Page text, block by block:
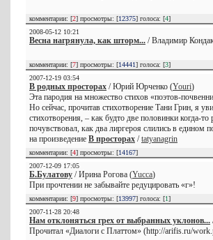
комментарии: [2] просмотры: [12375] голоса: [4]
2008-05-12 10:21
Весна нагрянула, как шторм... / Владимир
комментарии: [7] просмотры: [14441] голоса: [3]
2007-12-19 03:54
В родных просторах / Юрий Юрченко (Youri)
Эта пародия на множество стихов «поэтов-
Но сейчас, прочитав стихотворение Тани Грин, я
стихотворения, – как будто две половинки когда-
почувствовал, как два лиргероя слились в
на произведение В просторах /tatyanagrin
комментарии: [4] просмотры: [14167]
2007-12-09 17:05
Б.Булатову / Ирина Рогова (Yucca)
При прочтении не забывайте редуцировать «г»!
комментарии: [9] просмотры: [13997] голоса: [1]
2007-11-28 20:48
Нам отклоняться грех от выбранных уклонов...
Прочитал «Диалоги с Платтом» (http://arifis.ru/